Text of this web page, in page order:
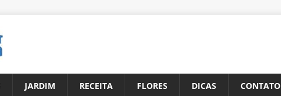
JARDIM RECEITA FLORES DICAS CONTATO